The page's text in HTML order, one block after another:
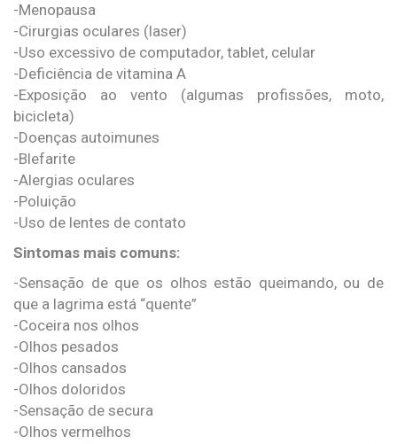
-Menopausa
-Cirurgias oculares (laser)
-Uso excessivo de computador, tablet, celular
-Deficiência de vitamina A
-Exposição ao vento (algumas profissões, moto,
bicicleta)
-Doenças autoimunes
-Blefarite
-Alergias oculares
-Poluição
-Uso de lentes de contato
Sintomas mais comuns:
-Sensação de que os olhos estão queimando, ou de
que a lagrima está “quente”
-Coceira nos olhos
-Olhos pesados
-Olhos cansados
-Olhos doloridos
-Sensação de secura
-Olhos vermelhos